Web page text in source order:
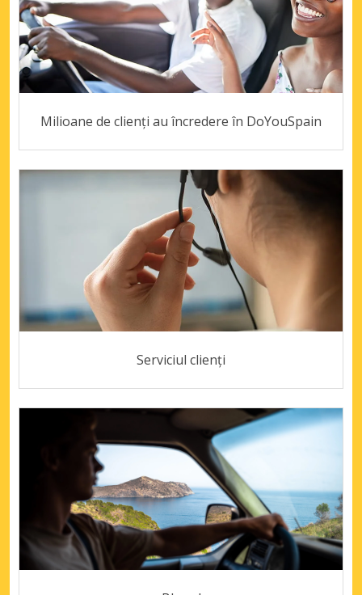
Milioane de clienți au încredere în DoYouSpain
Serviciul clienți